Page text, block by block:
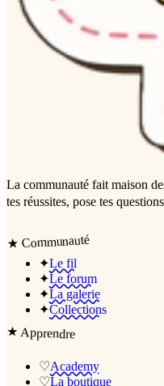
La communauté fait maison
tes réussites, pose tes
★ Communauté
✦Le fil
✦Le forum
✦La galerie
✦Collections
★Apprendre
♡Academy
♡La boutique